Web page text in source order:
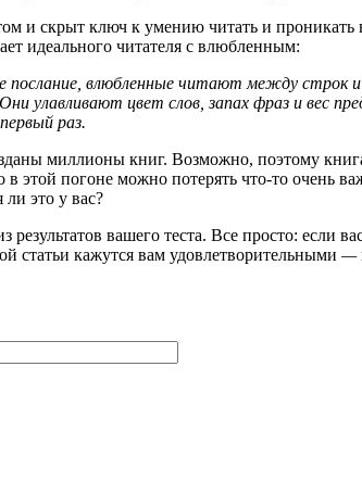
и скрыт ключ к умению читать и проникать
идеального читателя с влюбленным:
послание, влюбленные читают между строк
улавливают цвет слов, запах фраз и вес
раз.
миллионы книг. Возможно, поэтому
этой погоне можно потерять что-то очень
это у вас?
результатов вашего теста. Все просто: если
статьи кажутся вам удовлетворительными —